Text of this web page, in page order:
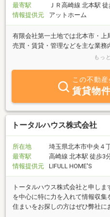
最寄駅
ＪＲ高崎線 北本駅 徒
情報提供元
アットホーム
有限会社第一土地では北本市・
売買・賃貸・管理などを主な業
ShaMaison物件を取り扱ってお
たい」ご希望の方は、お気軽に
客様のご希望に合わせた物件を
物件をお探しの方は下記ＵＲＬ
と気に入る物件が見つかるはず
♪→https://www.shamaison.com/
画面にございます「ホームページ
ついては直接ご連絡頂ければと思
寧にご対応させて頂きます！
もっ
この不動
賃貸物
トータルハウス株式会社
所在地
埼玉県北本市中央４
最寄駅
高崎線 北本駅 徒歩3
情報提供元
LIFULL HOME'S
トータルハウス株式会社と申しま
を中心に特に力を入れて情報収
住まいをお探しの方はぜひ弊社に